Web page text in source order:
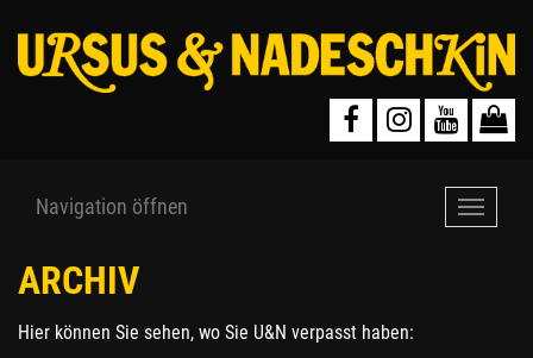
Navigation öffnen
ARCHIV
Hier können Sie sehen, wo Sie U&N verpasst haben: